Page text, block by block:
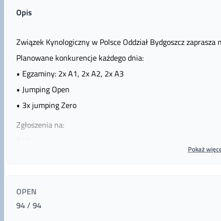
Opis
Związek Kynologiczny w Polsce Oddział Bydgoszcz
Planowane konkurencje każdego dnia:
• Egzaminy: 2x A1, 2x A2, 2x A3
• Jumping Open
• 3x jumping Zero
Zgłoszenia na:
Można zrezygnować ze startu w porozumieniu z
zakończenia zgłoszeń. Po tym terminie pozostaje obowiązek
zawodach.
Pokaż
OPEN
94 / 94